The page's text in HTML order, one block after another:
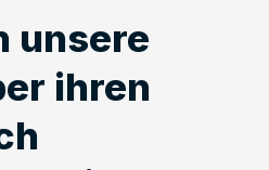
unsere
ihren